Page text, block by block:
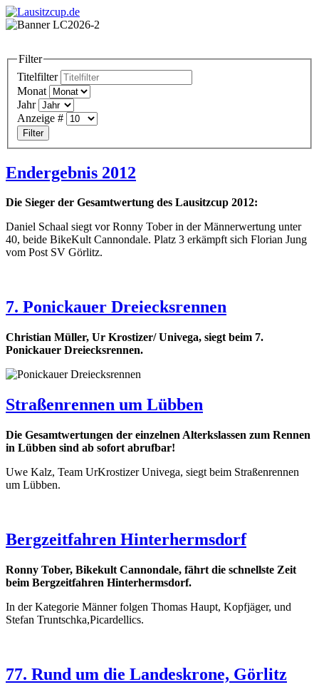
Filter
Titelfilter
Monat
Jahr
Anzeige #
Filter
Endergebnis 2012
Die Sieger der Gesamtwertung des Lausitzcup 2012:
Daniel Schaal siegt vor Ronny Tober in der Männerwertung unter
40, beide BikeKult Cannondale. Platz 3 erkämpft sich Florian Jung
vom Post SV Görlitz.
7. Ponickauer Dreiecksrennen
Christian Müller, Ur Krostizer/ Univega, siegt beim 7.
Ponickauer Dreiecksrennen.
Straßenrennen um Lübben
Die Gesamtwertungen der einzelnen Alterkslassen zum Rennen
in Lübben sind ab sofort abrufbar!
Uwe Kalz, Team UrKrostizer Univega, siegt beim Straßenrennen
um Lübben.
Bergzeitfahren Hinterhermsdorf
Ronny Tober, Bikekult Cannondale, fährt die schnellste Zeit
beim Bergzeitfahren Hinterhermsdorf.
In der Kategorie Männer folgen Thomas Haupt, Kopfjäger, und
Stefan Truntschka,Picardellics.
77. Rund um die Landeskrone, Görlitz